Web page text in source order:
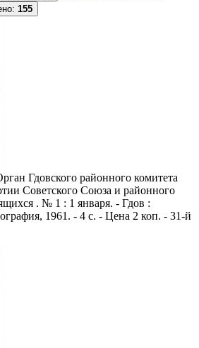
155
Гдовского районного комитета
Советского Союза и районного
. № 1 : 1 января. - Гдов :
1961. - 4 с. - Цена 2 коп. - 31-й